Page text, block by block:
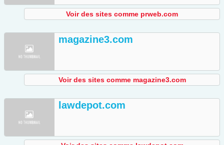
Voir des sites comme prweb.com
magazine3.com
Voir des sites comme magazine3.com
lawdepot.com